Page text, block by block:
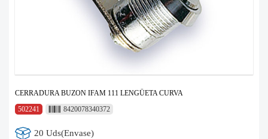
CERRADURA BUZON IFAM 111 LENGÜETA CURVA
502241
8420078340372
20 Uds(Envase)